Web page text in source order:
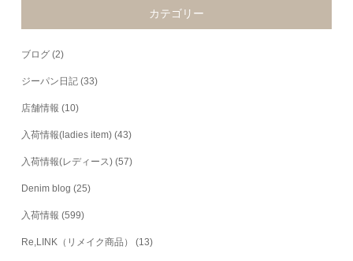
カテゴリー
ブログ (2)
ジーパン日記 (33)
店舗情報 (10)
入荷情報(ladies item) (43)
入荷情報(レディース) (57)
Denim blog (25)
入荷情報 (599)
Re,LINK（リメイク商品） (13)